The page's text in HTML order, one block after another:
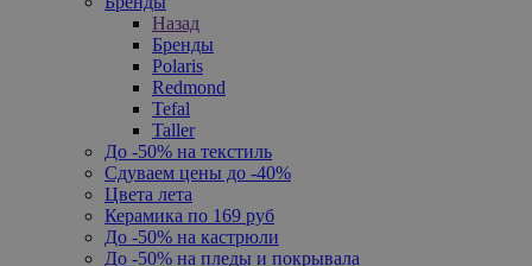
Назад
Бренды
Polaris
Redmond
Tefal
Taller
До -50% на текстиль
Сдуваем цены до -40%
Цвета лета
Керамика по 169 руб
До -50% на кастрюли
До -50% на пледы и покрывала